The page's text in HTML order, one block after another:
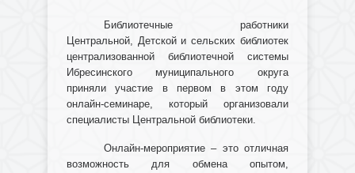
Библиотечные работники
Центральной, Детской и сельских библиотек
централизованной библиотечной системы
Ибресинского муниципального округа
приняли участие в первом в этом году
онлайн-семинаре, который организовали
специалисты Центральной библиотеки.
Онлайн-мероприятие – это отличная
возможность для обмена опытом,